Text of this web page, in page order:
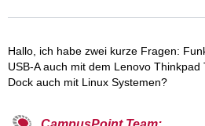
Hallo, ich habe zwei kurze Fragen:
USB-A auch mit dem Lenovo
Dock auch mit Linux Systemen?